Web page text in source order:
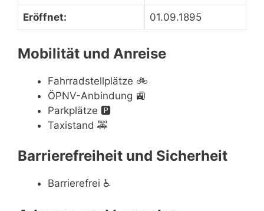
Eröffnet: 01.09.1895
Mobilität und Anreise
Fahrradstellplätze 🚲
ÖPNV-Anbindung 🚉
Parkplätze 🅿️
Taxistand 🚕
Barrierefreiheit und Sicherheit
Barrierefrei ♿